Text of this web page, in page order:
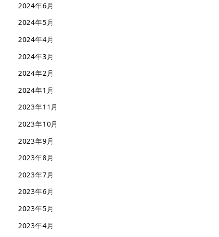
2024年6月
2024年5月
2024年4月
2024年3月
2024年2月
2024年1月
2023年11月
2023年10月
2023年9月
2023年8月
2023年7月
2023年6月
2023年5月
2023年4月